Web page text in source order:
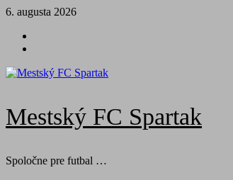
Skip
content
6. augusta 2026
Mestský FC Spartak
Spoločne pre futbal …